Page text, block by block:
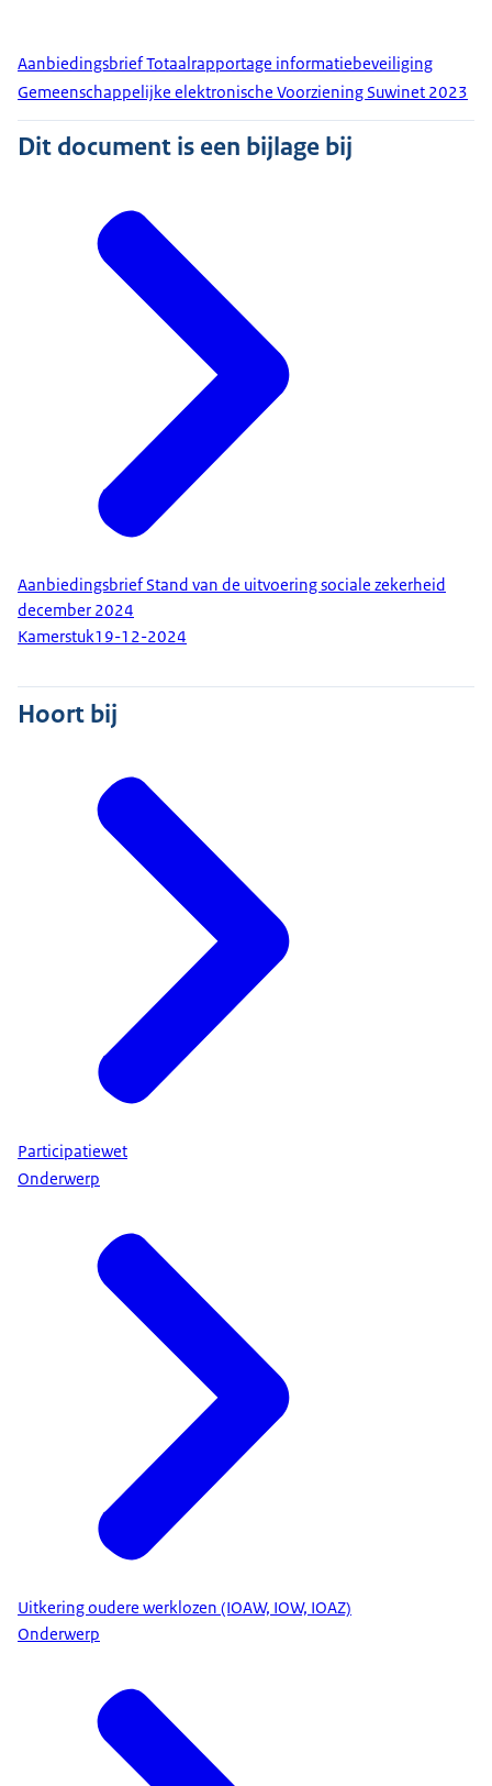
Aanbiedingsbrief Totaalrapportage informatiebeveiliging
Gemeenschappelijke elektronische Voorziening Suwinet 2023
Dit document is een bijlage bij
Aanbiedingsbrief Stand van de uitvoering sociale zekerheid
december 2024
Kamerstuk19-12-2024
Hoort bij
Participatiewet
Onderwerp
Uitkering oudere werklozen (IOAW, IOW, IOAZ)
Onderwerp